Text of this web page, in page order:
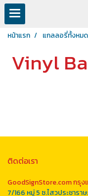
หน้าแรก แกลลอรี่ทั้งหมด
Vinyl
ติดต่อเรา
GoodSignStore.com กรุง
7/166 หมู่ 5 ซ.ไสวประชาร